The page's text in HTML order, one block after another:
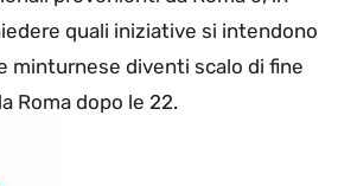
quali iniziative si intendono
minturnese diventi scalo di fine
Roma dopo le 22.